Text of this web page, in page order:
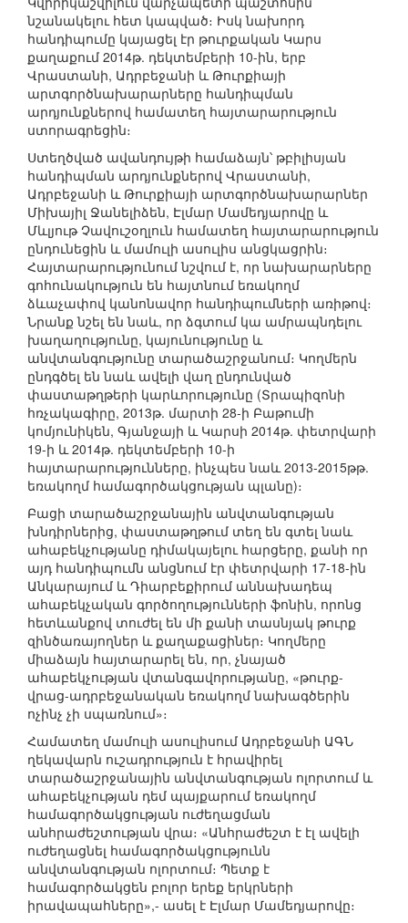
նշանակելու հետ կապված։ Իսկ նախորդ
հանդիպումը կայացել էր թուրքական Կարս
քաղաքում 2014թ. դեկտեմբերի 10-ին, երբ
Վրաստանի, Ադրբեջանի և Թուրքիայի
արտգործնախարարները հանդիպման
արդյունքներով համատեղ հայտարարություն
ստորագրեցին։
Ստեղծված ավանդույթի համաձայն՝ թբիլիսյան
հանդիպման արդյունքներով Վրաստանի,
Ադրբեջանի և Թուրքիայի արտգործնախարարներ
Միխայիլ Ջանելիձեն, Էլմար Մամեդյարովը և
Մևլյութ Չավուշօղլուն համատեղ հայտարարություն
ընդունեցին և մամուլի ասուլիս անցկացրին։
Հայտարարությունում նշվում է, որ նախարարները
գոհունակություն են հայտնում եռակողմ
ձևաչափով կանոնավոր հանդիպումների առիթով։
Նրանք նշել են նաև, որ ձգտում կա ամրապնդելու
խաղաղությունը, կայունությունը և
անվտանգությունը տարածաշրջանում։ Կողմերն
ընդգծել են նաև ավելի վաղ ընդունված
փաստաթղթերի կարևորությունը (Տրապիզոնի
հռչակագիրը, 2013թ. մարտի 28-ի Բաթումի
կոմյունիկեն, Գյանջայի և Կարսի 2014թ. փետրվարի
19-ի և 2014թ. դեկտեմբերի 10-ի
հայտարարությունները, ինչպես նաև 2013-2015թթ.
եռակողմ համագործակցության պլանը)։
Բացի տարածաշրջանային անվտանգության
խնդիրներից, փաստաթղթում տեղ են գտել նաև
ահաբեկչությանը դիմակայելու հարցերը, քանի որ
այդ հանդիպումն անցնում էր փետրվարի 17-18-ին
Անկարայում և Դիարբեքիրում աննախադեպ
ահաբեկչական գործողությունների ֆոնին, որոնց
հետևանքով տուժել են մի քանի տասնյակ թուրք
զինծառայողներ և քաղաքացիներ։ Կողմերը
միաձայն հայտարարել են, որ, չնայած
ահաբեկչության վտանգավորությանը, «թուրք-
վրաց-ադրբեջանական եռակողմ նախագծերին
ոչինչ չի սպառնում»։
Համատեղ մամուլի ասուլիսում Ադրբեջանի ԱԳՆ
ղեկավարն ուշադրություն է հրավիրել
տարածաշրջանային անվտանգության ոլորտում և
ահաբեկչության դեմ պայքարում եռակողմ
համագործակցության ուժեղացման
անհրաժեշտության վրա։ «Անհրաժեշտ է էլ ավելի
ուժեղացնել համագործակցությունն
անվտանգության ոլորտում։ Պետք է
համագործակցեն բոլոր երեք երկրների
իրավապահները»,- ասել է Էլմար Մամեդյարովը։